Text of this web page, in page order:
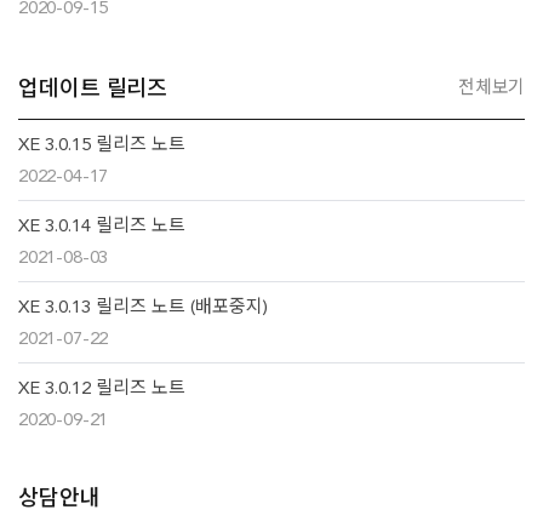
2020-09-15
업데이트 릴리즈 전체보기
XE 3.0.15 릴리즈 노트
2022-04-17
XE 3.0.14 릴리즈 노트
2021-08-03
XE 3.0.13 릴리즈 노트 (배포중지)
2021-07-22
XE 3.0.12 릴리즈 노트
2020-09-21
추가
상담안내